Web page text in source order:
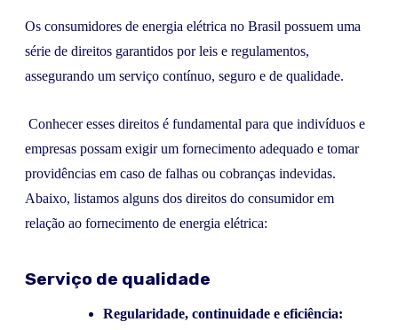
Os consumidores de energia elétrica no Brasil possuem uma
série de direitos garantidos por leis e regulamentos,
assegurando um serviço contínuo, seguro e de qualidade.
Conhecer esses direitos é fundamental para que indivíduos e
empresas possam exigir um fornecimento adequado e tomar
providências em caso de falhas ou cobranças indevidas.
Abaixo, listamos alguns dos direitos do consumidor em
relação ao fornecimento de energia elétrica:
Serviço de qualidade
Regularidade, continuidade e eficiência: